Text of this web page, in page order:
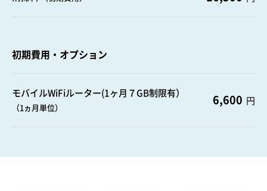
初期費用・オプション
モバイルWiFiルーター(1ヶ月７GB制限有）
（1ヵ月単位） 6,600 円